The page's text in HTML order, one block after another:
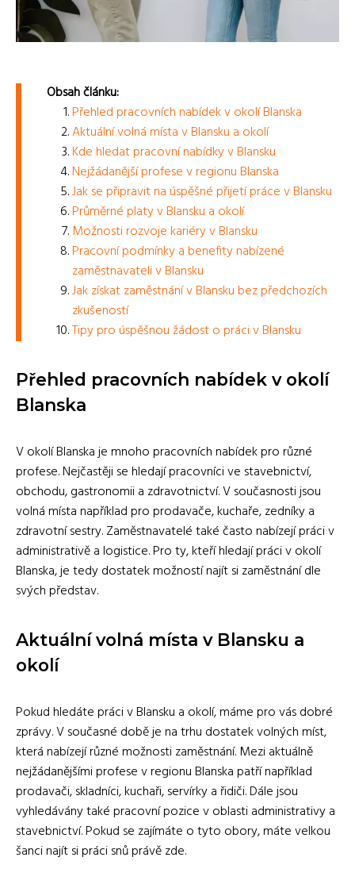
Obsah článku:
Přehled pracovních nabídek v okolí Blanska
Aktuální volná místa v Blansku a okolí
Kde hledat pracovní nabídky v Blansku
Nejžádanější profese v regionu Blanska
Jak se připravit na úspěšné přijetí práce v Blansku
Průměrné platy v Blansku a okolí
Možnosti rozvoje kariéry v Blansku
Pracovní podmínky a benefity nabízené
zaměstnavateli v Blansku
Jak získat zaměstnání v Blansku bez předchozích
zkušeností
Tipy pro úspěšnou žádost o práci v Blansku
Přehled pracovních nabídek v okolí
Blanska
V okolí Blanska je mnoho pracovních nabídek pro různé
profese. Nejčastěji se hledají pracovníci ve stavebnictví,
obchodu, gastronomii a zdravotnictví. V současnosti jsou
volná místa například pro prodavače, kuchaře, zedníky a
zdravotní sestry. Zaměstnavatelé také často nabízejí práci v
administrativě a logistice. Pro ty, kteří hledají práci v okolí
Blanska, je tedy dostatek možností najít si zaměstnání dle
svých představ.
Aktuální volná místa v Blansku a
okolí
Pokud hledáte práci v Blansku a okolí, máme pro vás dobré
zprávy. V současné době je na trhu dostatek volných míst,
která nabízejí různé možnosti zaměstnání. Mezi aktuálně
nejžádanějšími profese v regionu Blanska patří například
prodavači, skladníci, kuchaři, servírky a řidiči. Dále jsou
vyhledávány také pracovní pozice v oblasti administrativy a
stavebnictví. Pokud se zajímáte o tyto obory, máte velkou
šanci najít si práci snů právě zde.